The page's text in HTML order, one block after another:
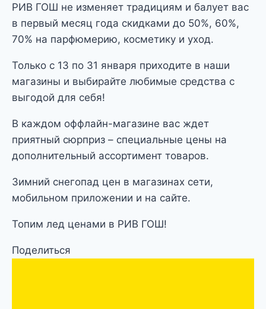
РИВ ГОШ не изменяет традициям и балует вас
в первый месяц года скидками до 50%, 60%,
70% на парфюмерию, косметику и уход.
Только с 13 по 31 января приходите в наши
магазины и выбирайте любимые средства с
выгодой для себя!
В каждом оффлайн-магазине вас ждет
приятный сюрприз – специальные цены на
дополнительный ассортимент товаров.
Зимний снегопад цен в магазинах сети,
мобильном приложении и на сайте.
Топим лед ценами в РИВ ГОШ!
Поделиться